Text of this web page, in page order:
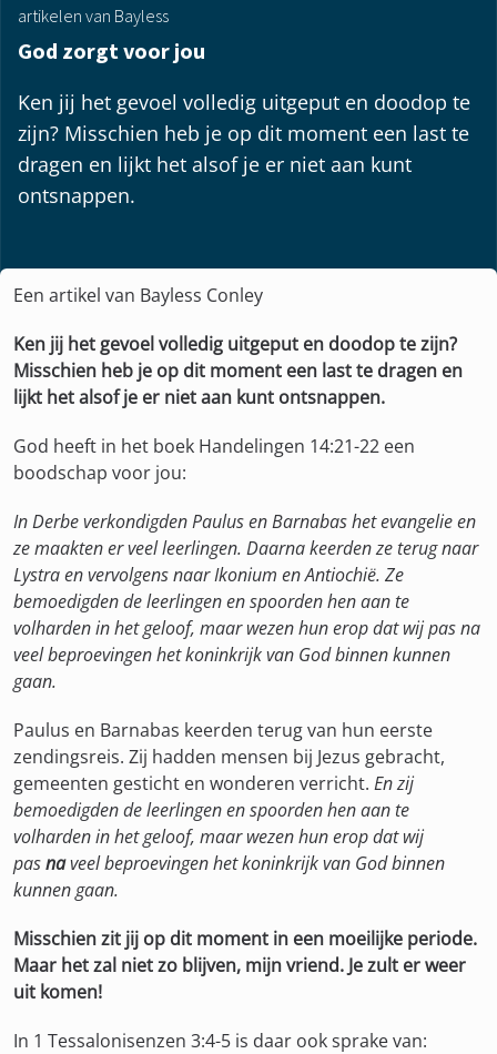
artikelen van Bayless
God zorgt voor jou
Ken jij het gevoel volledig uitgeput en doodop te
zijn? Misschien heb je op dit moment een last te
dragen en lijkt het alsof je er niet aan kunt
ontsnappen.
Een artikel van Bayless Conley
Ken jij het gevoel volledig uitgeput en doodop te zijn?
Misschien heb je op dit moment een last te dragen en
lijkt het alsof je er niet aan kunt ontsnappen.
God heeft in het boek Handelingen 14:21-22 een
boodschap voor jou:
In Derbe verkondigden Paulus en Barnabas het evangelie en
ze maakten er veel leerlingen. Daarna keerden ze terug naar
Lystra en vervolgens naar Ikonium en Antiochië. Ze
bemoedigden de leerlingen en spoorden hen aan te
volharden in het geloof, maar wezen hun erop dat wij pas na
veel beproevingen het koninkrijk van God binnen kunnen
gaan.
Paulus en Barnabas keerden terug van hun eerste
zendingsreis. Zij hadden mensen bij Jezus gebracht,
gemeenten gesticht en wonderen verricht. En zij
bemoedigden de leerlingen en spoorden hen aan te
volharden in het geloof, maar wezen hun erop dat wij
pasnaveel beproevingen het koninkrijk van God binnen
kunnen gaan.
Misschien zit jij op dit moment in een moeilijke periode.
Maar het zal niet zo blijven, mijn vriend. Je zult er weer
uit komen!
In 1 Tessalonisenzen 3:4-5 is daar ook sprake van: